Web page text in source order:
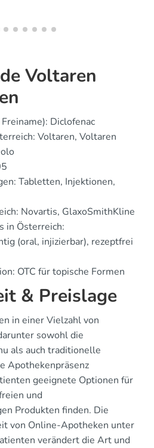
Voltaren
Diclofenac
Voltaren, Voltaren
Tabletten, Injektionen,
Novartis, GlaxoSmithKline
in Österreich:
(oral, injizierbar), rezeptfrei
OTC für topische Formen
& Preislage
in einer Vielzahl von
sowohl die
als auch traditionelle
Apothekenpräsenz
geeignete Optionen für
und
Produkten finden. Die
von Online-Apotheken unter
verändert die Art und